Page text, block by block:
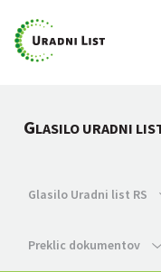
GLASILO URADNI
Glasilo Uradni list RS
Preklic dokumentov